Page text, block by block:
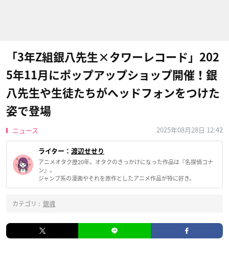
「3年Z組銀八先生×タワーレコード」202
5年11月にポップアップショップ開催！銀
八先生や生徒たちがヘッドフォンをつけた
姿で登場
ニュース 2025年08月28日 12:42
ライター： 渡辺せせり
アニメオタク歴20年。オタクのきっかけになった作品は『名探偵コナ
ン』。
ジャンプ系の漫画やそれを原作としたアニメ作品が特に好き。
カテゴリ : 銀魂